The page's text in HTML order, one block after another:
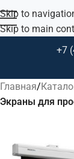
Skip to
Skip to main
+7
Главная
Экраны для